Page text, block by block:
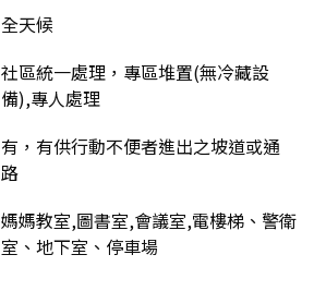
全天候
社區統一處理，專區堆置(無冷藏設
備),專人處理
有，有供行動不便者進出之坡道或通
路
媽媽教室,圖書室,會議室,電樓梯、警衛
室、地下室、停車場